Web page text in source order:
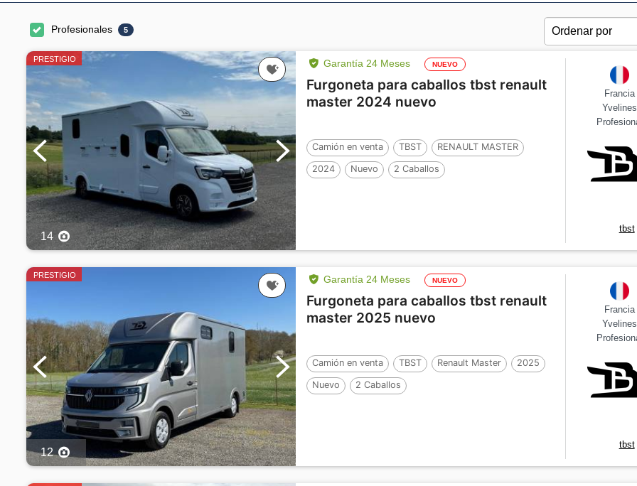
Profesionales 5
PRESTIGIO
14
Garantía 24 Meses NUEVO
Furgoneta para caballos tbst renault
master 2024 nuevo
Camión en venta TBST RENAULT MASTER
2024 Nuevo 2 Caballos
Francia
Yvelines
tbst
PRESTIGIO
12
Garantía 24 Meses NUEVO
Furgoneta para caballos tbst renault
master 2025 nuevo
Camión en venta TBST Renault Master 2025
Nuevo 2 Caballos
Francia
Yvelines
tbst